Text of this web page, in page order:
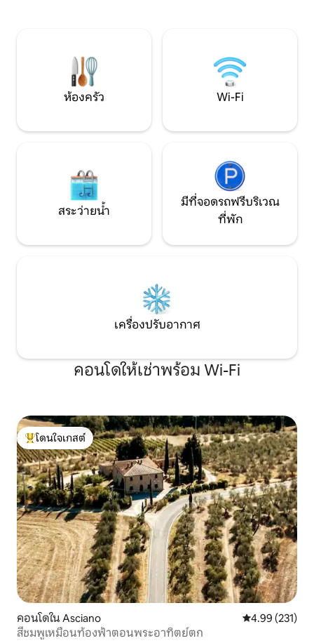
บริเวณ/ผู้ดูแลสระว่ายน้ำ
ฐานะคนท้องถิ่นกั
ท้องถิ่นของคุณ!
ห้องครัว Wi-Fi
สระว่ายน้ำ
มีที่จอดรถฟรีบริเวณ
ที่พัก
เครื่องปรับอากาศ
คอนโดให้เช่าพร้อม Wi-Fi
โดนใจเกสต์ที่สุด
โดนใจเกสต์
คอนโดใน Asciano คะแนนเฉลี่ย
4.99 (231)
สีชมพูเหมือนท้องฟ้าตอนพระอาทิตย์ตก